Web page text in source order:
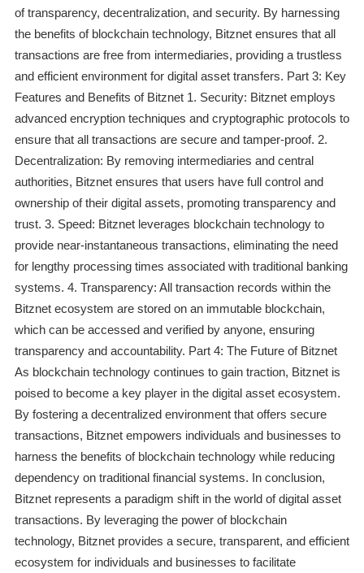
of transparency, decentralization, and security. By harnessing
the benefits of blockchain technology, Bitznet ensures that all
transactions are free from intermediaries, providing a trustless
and efficient environment for digital asset transfers. Part 3: Key
Features and Benefits of Bitznet 1. Security: Bitznet employs
advanced encryption techniques and cryptographic protocols to
ensure that all transactions are secure and tamper-proof. 2.
Decentralization: By removing intermediaries and central
authorities, Bitznet ensures that users have full control and
ownership of their digital assets, promoting transparency and
trust. 3. Speed: Bitznet leverages blockchain technology to
provide near-instantaneous transactions, eliminating the need
for lengthy processing times associated with traditional banking
systems. 4. Transparency: All transaction records within the
Bitznet ecosystem are stored on an immutable blockchain,
which can be accessed and verified by anyone, ensuring
transparency and accountability. Part 4: The Future of Bitznet
As blockchain technology continues to gain traction, Bitznet is
poised to become a key player in the digital asset ecosystem.
By fostering a decentralized environment that offers secure
transactions, Bitznet empowers individuals and businesses to
harness the benefits of blockchain technology while reducing
dependency on traditional financial systems. In conclusion,
Bitznet represents a paradigm shift in the world of digital asset
transactions. By leveraging the power of blockchain
technology, Bitznet provides a secure, transparent, and efficient
ecosystem for individuals and businesses to facilitate